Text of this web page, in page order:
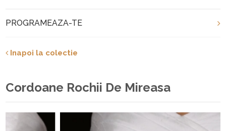
PROGRAMEAZA-TE
Inapoi la colectie
Cordoane Rochii De Mireasa